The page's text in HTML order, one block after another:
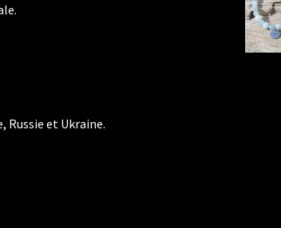
Russie et Ukraine.